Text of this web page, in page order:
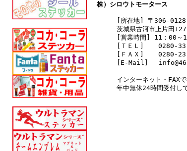
株）シロウトモータース
[所在地] 〒306-0128
茨城県古河市上片田
[営業時間] 11：00～
[ＴＥＬ] 0280-
[ＦＡＸ] 0280-
[E-Mail]
インターネット・FAX
年中無休24時間受付し